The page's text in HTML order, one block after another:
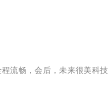
流畅，会后，未来很美科